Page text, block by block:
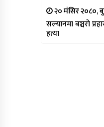
२० मंसिर २०८०,
सल्यानमा बञ्चरो
हत्या